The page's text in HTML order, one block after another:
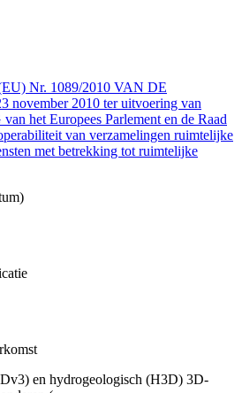
Nr. 1089/2010 VAN DE
november 2010 ter uitvoering van
het Europees Parlement en de Raad
van verzamelingen ruimtelijke
met betrekking tot ruimtelijke
en hydrogeologisch (H3D) 3D-